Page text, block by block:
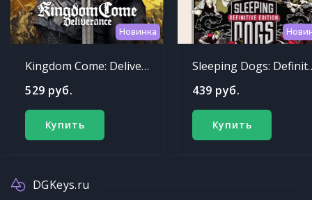
Новинка
Kingdom Come: Deliverance
529 руб.
Купить
Sleeping
439 руб.
Купить
DGKeys.ru